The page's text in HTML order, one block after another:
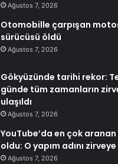
Ağustos 7, 2026
Otomobille çarpışan
sürücüsü öldü
Ağustos 7, 2026
Gökyüzünde tarihi rekor:
günde tüm zamanların
ulaşıldı
Ağustos 7, 2026
YouTube’da en çok
oldu: O yapım adını zirveye
Ağustos 7, 2026